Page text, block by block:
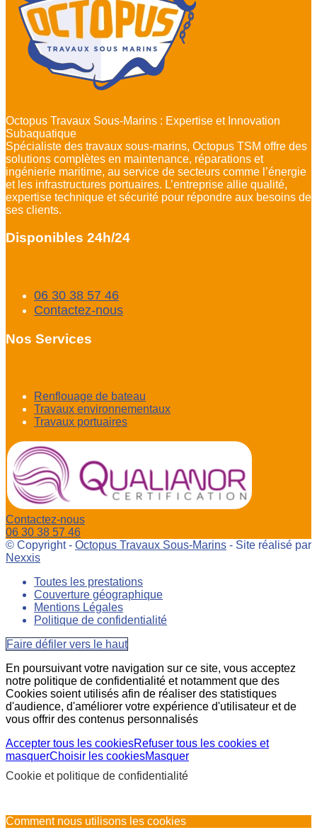
Octopus Travaux Sous-Marins : Expertise et Innovation
Subaquatique
Spécialiste des travaux sous-marins, Octopus TSM offre des
solutions complètes en maintenance, réparations et
ingénierie maritime, au service de secteurs comme l’énergie
et les infrastructures portuaires. L’entreprise allie qualité,
expertise technique et sécurité pour répondre aux besoins de
ses clients.
Disponibles 24h/24
06 30 38 57 46
Contactez-nous
Nos Services
Renflouage de bateau
Travaux environnementaux
Travaux portuaires
Contactez-nous
06 30 38 57 46
© Copyright - Octopus Travaux Sous-Marins - Site réalisé par
Nexxis
Toutes les prestations
Couverture géographique
Mentions Légales
Politique de confidentialité
Faire défiler vers le haut
En poursuivant votre navigation sur ce site, vous acceptez
notre politique de confidentialité et notamment que des
Cookies soient utilisés afin de réaliser des statistiques
d'audience, d'améliorer votre expérience d'utilisateur et de
vous offrir des contenus personnalisés
Accepter tous les cookiesRefuser tous les cookies et
masquerChoisir les cookiesMasquer
Cookie et politique de confidentialité
Comment nous utilisons les cookies